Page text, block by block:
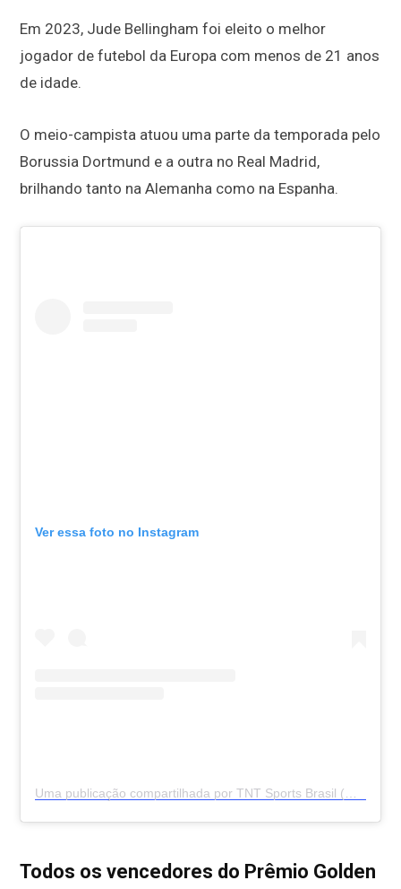
Em 2023, Jude Bellingham foi eleito o melhor
jogador de futebol da Europa com menos de 21 anos
de idade.
O meio-campista atuou uma parte da temporada pelo
Borussia Dortmund e a outra no Real Madrid,
brilhando tanto na Alemanha como na Espanha.
Ver essa foto no Instagram
Todos os vencedores do Prêmio Golden